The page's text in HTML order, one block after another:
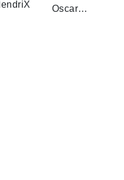
Oscar…